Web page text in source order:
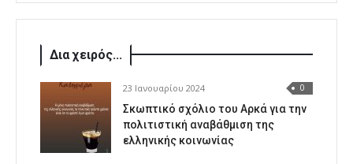
Δια χειρός...
23 Ιανουαρίου 2024 0
Σκωπτικό σχόλιο του Αρκά για την
πολιτιστική αναβάθμιση της
ελληνικής κοινωνίας